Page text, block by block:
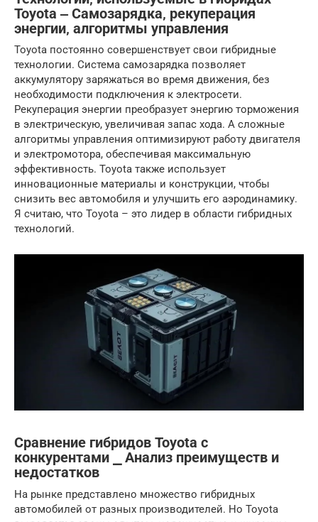
Toyota ‒ Самозарядка‚ рекуперация
энергии‚ алгоритмы управления
Toyota постоянно совершенствует свои гибридные
технологии. Система самозарядка позволяет
аккумулятору заряжаться во время движения, без
необходимости подключения к электросети.
Рекуперация энергии преобразует энергию торможения
в электрическую, увеличивая запас хода. А сложные
алгоритмы управления оптимизируют работу двигателя
и электромотора, обеспечивая максимальную
эффективность. Toyota также использует
инновационные материалы и конструкции, чтобы
снизить вес автомобиля и улучшить его аэродинамику.
Я считаю, что Toyota – это лидер в области гибридных
технологий.
Сравнение гибридов Toyota с
конкурентами ⎯ Анализ преимуществ и
недостатков
На рынке представлено множество гибридных
автомобилей от разных производителей. Но Toyota